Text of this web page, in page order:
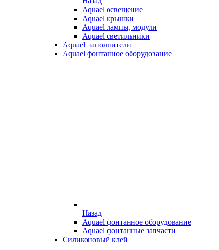
Aquael освещение
Aquael крышки
Aquael лампы, модули
Aquael светильники
Aquael наполнители
Aquael фонтанное оборудование
Назад
Aquael фонтанное оборудование
Aquael фонтанные запчасти
Силиконовый клей